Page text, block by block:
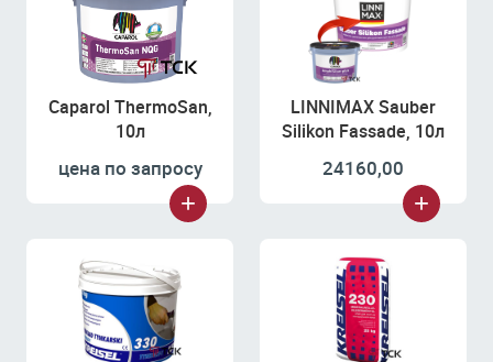
Caparol ThermoSan,
10л
цена по запросу
LINNIMAX Sauber
Silikon Fassade, 10л
24160,00